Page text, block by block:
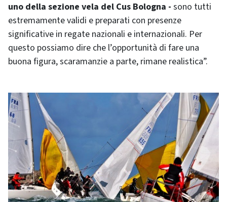
uno della sezione vela del Cus Bologna - sono tutti
estremamente validi e preparati con presenze
significative in regate nazionali e internazionali. Per
questo possiamo dire che l’opportunità di fare una
buona figura, scaramanzie a parte, rimane realistica”.